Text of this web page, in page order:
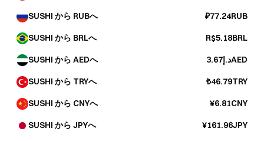
SUSHI から RUBへ ₽77.24RUB
SUSHI から BRLへ R$5.18BRL
SUSHI から AEDへ د.إ3.67AED
SUSHI から TRYへ ₺46.79TRY
SUSHI から CNYへ ¥6.81CNY
SUSHI から JPYへ ¥161.96JPY